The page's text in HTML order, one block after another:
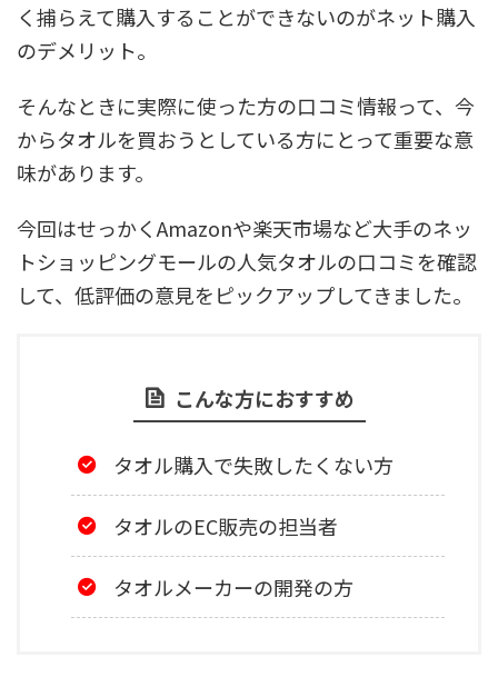
く捕らえて購入することができないのがネット購入
のデメリット。
そんなときに実際に使った方の口コミ情報って、今
からタオルを買おうとしている方にとって重要な意
味があります。
今回はせっかくAmazonや楽天市場など大手のネッ
トショッピングモールの人気タオルの口コミを確認
して、低評価の意見をピックアップしてきました。
こんな方におすすめ
タオル購入で失敗したくない方
タオルのEC販売の担当者
タオルメーカーの開発の方